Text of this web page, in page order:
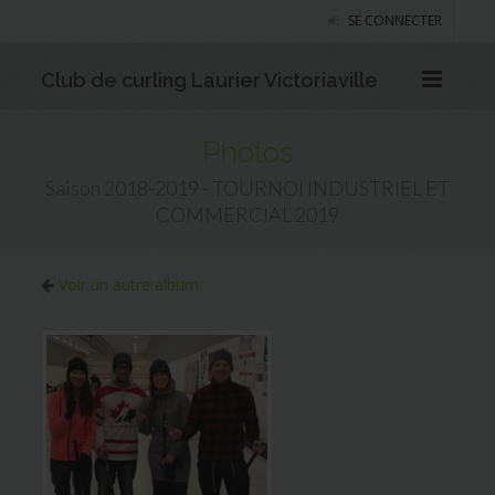
SE CONNECTER
Club de curling Laurier Victoriaville
Photos
Saison 2018-2019 - TOURNOI INDUSTRIEL ET
Voir un autre album